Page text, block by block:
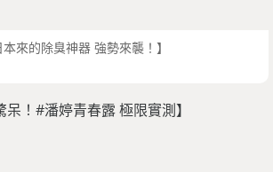
本來的除臭神器 強勢來襲！】